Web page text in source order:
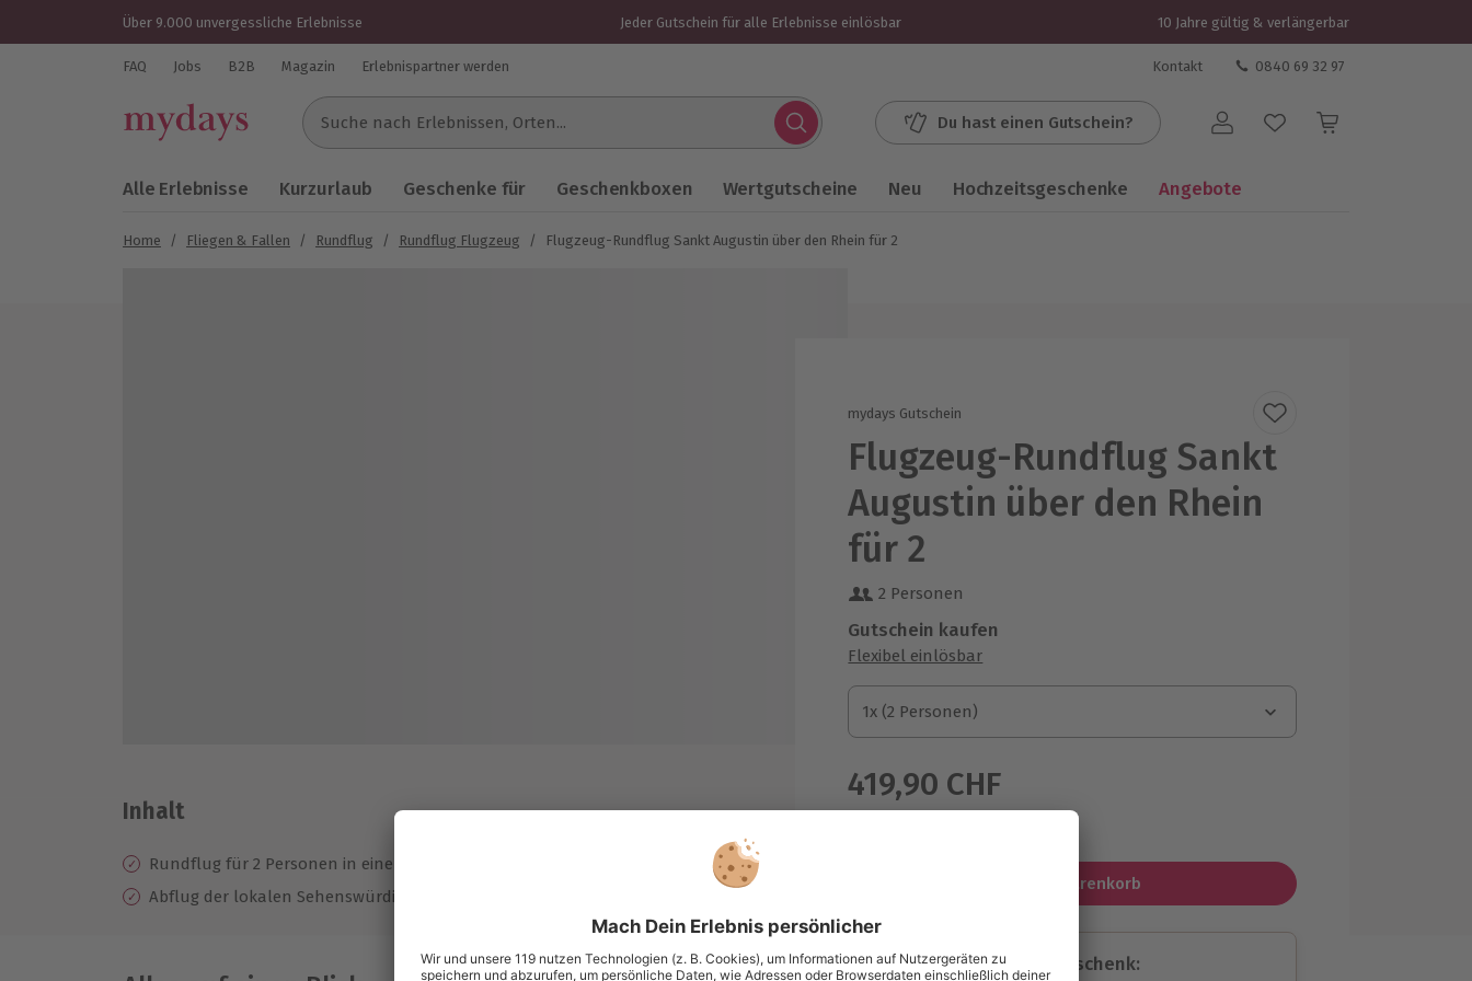
Über 9.000 unvergessliche Erlebnisse Jeder Gutschein für alle Erlebnisse einlösbar 10 Jahre gültig & verlängerbar
FAQ Jobs B2B Magazin Erlebnispartner werden Kontakt 0840 69 32 97
Suche nach Erlebnissen...
Du hast einen Gutschein? Benutzerkonto
Alle Erlebnisse Kurzurlaub Geschenke für Geschenkboxen Wertgutscheine Neu Hochzeitsgeschenke Angebote
Home / Fliegen & Fallen / Rundflug / Rundflug Flugzeug / Flugzeug-Rundflug Sankt Augustin über den Rhein für 2
mydays Gutschein
Flugzeug-Rundflug Sankt
Augustin über den Rhein
für 2
2 Personen
Gutschein kaufen
Flexibel einlösbar
1x (2 Personen)
1x (2 Personen)
1x (2 Personen)
419,90 CHF
In den Warenkorb
Immer das passende Geschenk:
Inhalt
Rundflug für 2 Personen in einer Diamond Star DA40
Abflug der lokalen Sehenswürdigkeiten